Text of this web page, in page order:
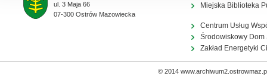
ul. 3 Maja 66
07-300 Ostrów Mazowiecka
Miejska Biblioteka
Centrum Usług
Środowiskowy Dom
Zakład Energetyki
© 2014